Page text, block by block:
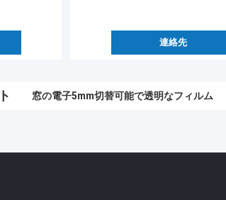
連絡先
2000のミクロンISO9001 2mm電子PDLCの